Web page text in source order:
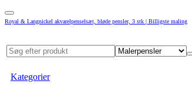
Royal & Langnickel akvarelpenselsæt, bløde pensler, 3 stk | Billigste maling
Kategorier